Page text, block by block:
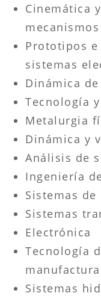
Cinemática
mecanismos
Prototipos
sistemas
Dinámica
Tecnología
Metalurgia
Dinámica y
Análisis de
Ingeniería
Sistemas
Sistemas
Electrónica
Tecnología
manufactura
Sistemas